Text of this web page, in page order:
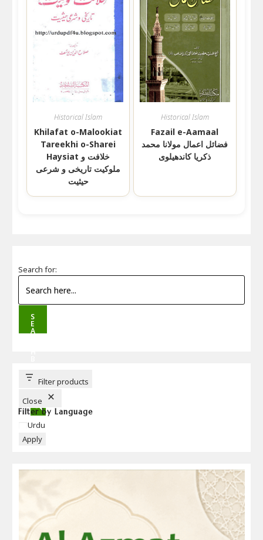
Historical Islam
Khilafat o-Malookiat
Tareekhi o-Sharei
Haysiat خلافت و
ملوکیت تاریخی و شرعی
حیثیت
Historical Islam
Fazail e-Aamaal
فضائل اعمال مولانا محمد
ذکریا کاندھیلوی
Search for:
S
E
A
T
T
Filter products
Close
Filter by Language
Language
Urdu
Apply